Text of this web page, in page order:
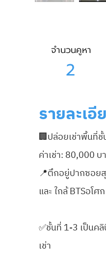
จำนวนคูหา
2
รายละเอี
🏢ปล่อยเช่าพื้นที่
ค่าเช่า: 80,000
📍ตึกอยู่ปากซอย
และ ใกล้ BTSอโศ
✅️ชั้นที่ 1-3 เป็นค
เช่า